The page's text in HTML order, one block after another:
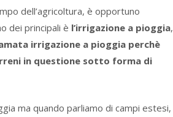
dell’agricoltura, è opportuno
dei principali è l’irrigazione a pioggia,
irrigazione a pioggia perchè
in questione sotto forma di
ma quando parliamo di campi estesi,